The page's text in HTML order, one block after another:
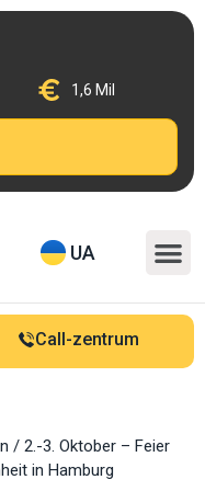
1,6 Mil
UA
Call-zentrum
/ 2.-3. Oktober – Feier
in Hamburg